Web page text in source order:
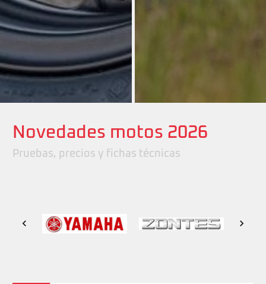
Novedades motos 2026
Pruebas, precios y fichas técnicas